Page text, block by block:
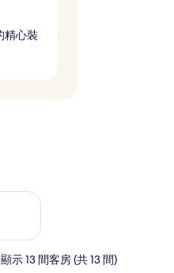
精心裝
應情況
顯示 13 間客房 (共 13 間)